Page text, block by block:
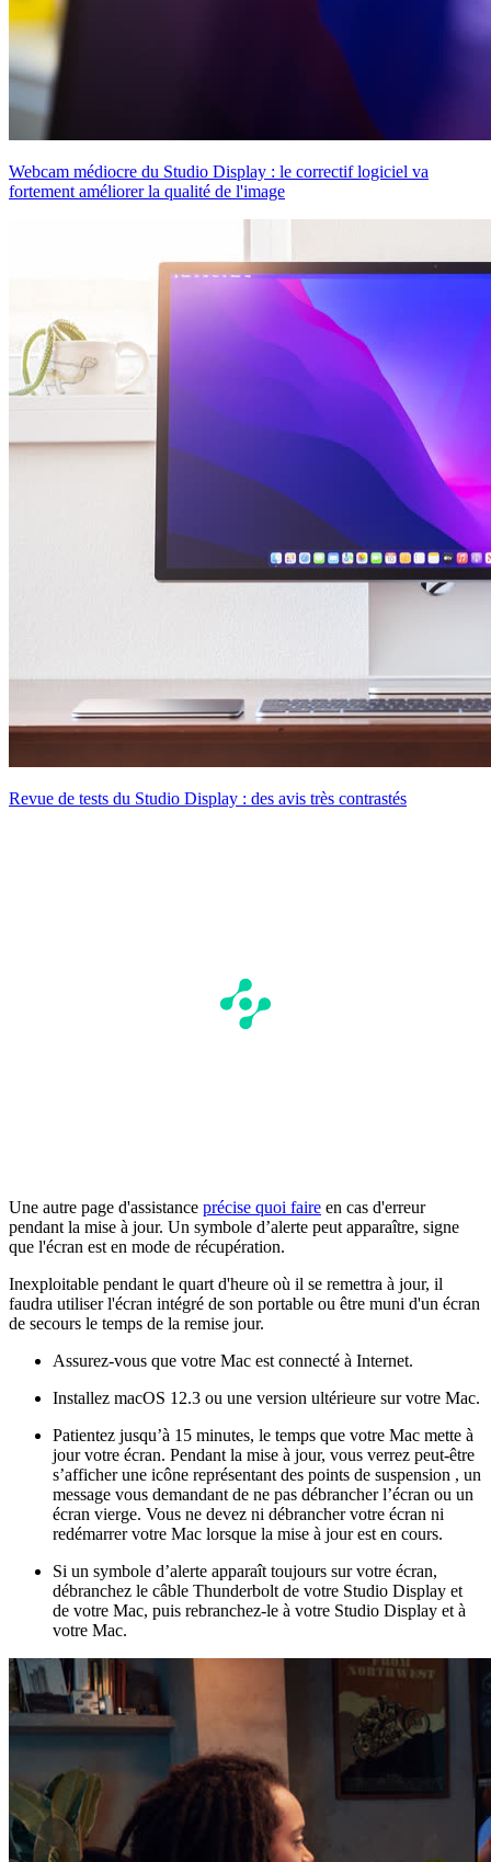
Webcam médiocre du Studio Display : le correctif logiciel va
fortement améliorer la qualité de l'image
Revue de tests du Studio Display : des avis très contrastés
Une autre page d'assistance précise quoi faire en cas d'erreur
pendant la mise à jour. Un symbole d’alerte peut apparaître, signe
que l'écran est en mode de récupération.
Inexploitable pendant le quart d'heure où il se remettra à jour, il
faudra utiliser l'écran intégré de son portable ou être muni d'un écran
de secours le temps de la remise jour.
Assurez-vous que votre Mac est connecté à Internet.
Installez macOS 12.3 ou une version ultérieure sur votre Mac.
Patientez jusqu’à 15 minutes, le temps que votre Mac mette à
jour votre écran. Pendant la mise à jour, vous verrez peut-être
s’afficher une icône représentant des points de suspension , un
message vous demandant de ne pas débrancher l’écran ou un
écran vierge. Vous ne devez ni débrancher votre écran ni
redémarrer votre Mac lorsque la mise à jour est en cours.
Si un symbole d’alerte apparaît toujours sur votre écran,
débranchez le câble Thunderbolt de votre Studio Display et
de votre Mac, puis rebranchez-le à votre Studio Display et à
votre Mac.